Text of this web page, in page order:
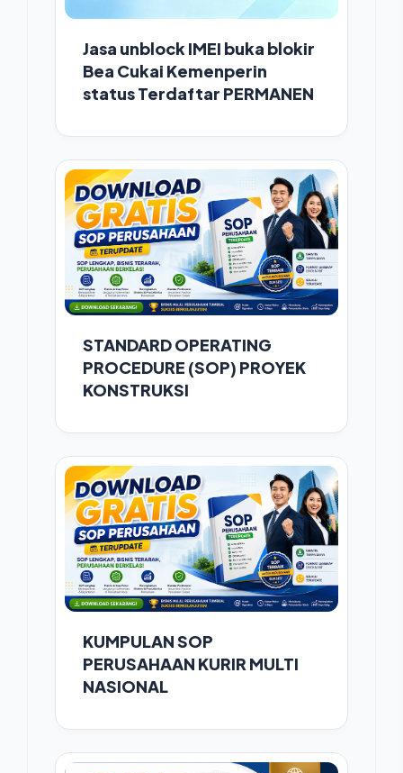
Jasa unblock IMEI buka blokir
Bea Cukai Kemenperin
status Terdaftar PERMANEN
STANDARD OPERATING
PROCEDURE (SOP) PROYEK
KONSTRUKSI
KUMPULAN SOP
PERUSAHAAN KURIR MULTI
NASIONAL